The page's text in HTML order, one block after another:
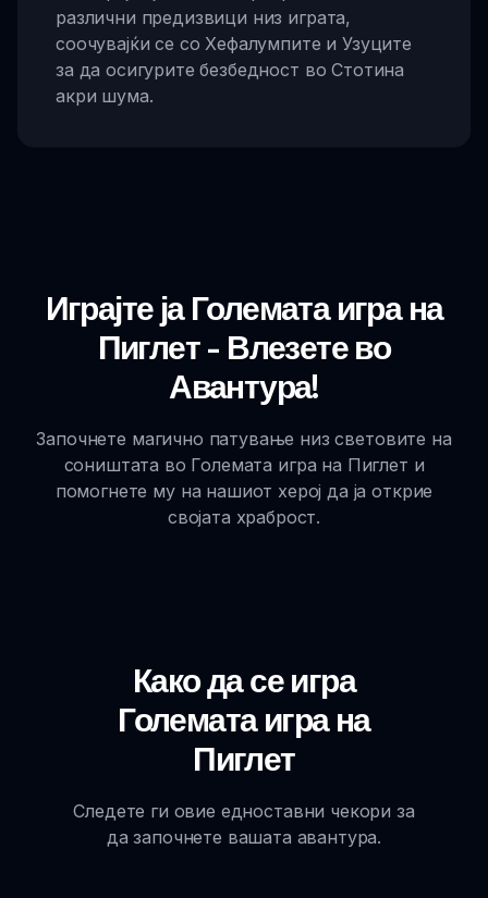
различни предизвици низ играта,
соочувајќи се со Хефалумпите и Узуците
за да осигурите безбедност во Стотина
акри шума.
Играјте ја Големата игра на
Пиглет - Влезете во
Авантура!
Започнете магично патување низ световите на
соништата во Големата игра на Пиглет и
помогнете му на нашиот херој да ја открие
својата храброст.
Како да се игра
Големата игра на
Пиглет
Следете ги овие едноставни чекори за
да започнете вашата авантура.